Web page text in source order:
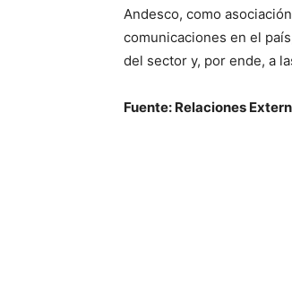
Andesco, como
comunicaciones en el
del sector y, por ende, a
Fuente: Relaciones